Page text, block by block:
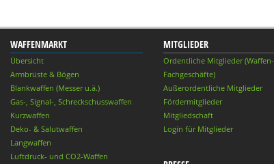
WAFFENMARKT
Übersicht
Armbrüste & Bögen
Blankwaffen (Messer u.ä.)
Gas-, Signal-, Schreckschusswaffen
Kurzwaffen
Deko- & Salutwaffen
Langwaffen
Luftdruck- und CO2-Waffen
MITGLIEDER
Ordentliche Mitglieder (Waffen-
Fachgeschäfte)
Außerordentliche Mitglieder
Fördermitglieder
Mitgliedschaft
Login für Mitglieder